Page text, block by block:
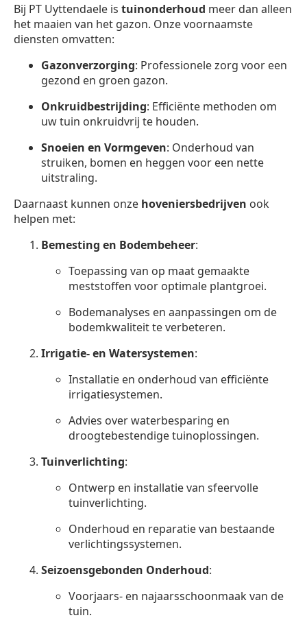
Bij PT Uyttendaele is tuinonderhoud meer dan alleen
het maaien van het gazon. Onze voornaamste
diensten omvatten:
Gazonverzorging: Professionele zorg voor een
gezond en groen gazon.
Onkruidbestrijding: Efficiënte methoden om
uw tuin onkruidvrij te houden.
Snoeien en Vormgeven: Onderhoud van
struiken, bomen en heggen voor een nette
uitstraling.
Daarnaast kunnen onze hoveniersbedrijven ook
helpen met:
Bemesting en Bodembeheer:
Toepassing van op maat gemaakte
meststoffen voor optimale plantgroei.
Bodemanalyses en aanpassingen om de
bodemkwaliteit te verbeteren.
Irrigatie- en Watersystemen:
Installatie en onderhoud van efficiënte
irrigatiesystemen.
Advies over waterbesparing en
droogtebestendige tuinoplossingen.
Tuinverlichting:
Ontwerp en installatie van sfeervolle
tuinverlichting.
Onderhoud en reparatie van bestaande
verlichtingssystemen.
Seizoensgebonden Onderhoud:
Voorjaars- en najaarsschoonmaak van de
tuin.